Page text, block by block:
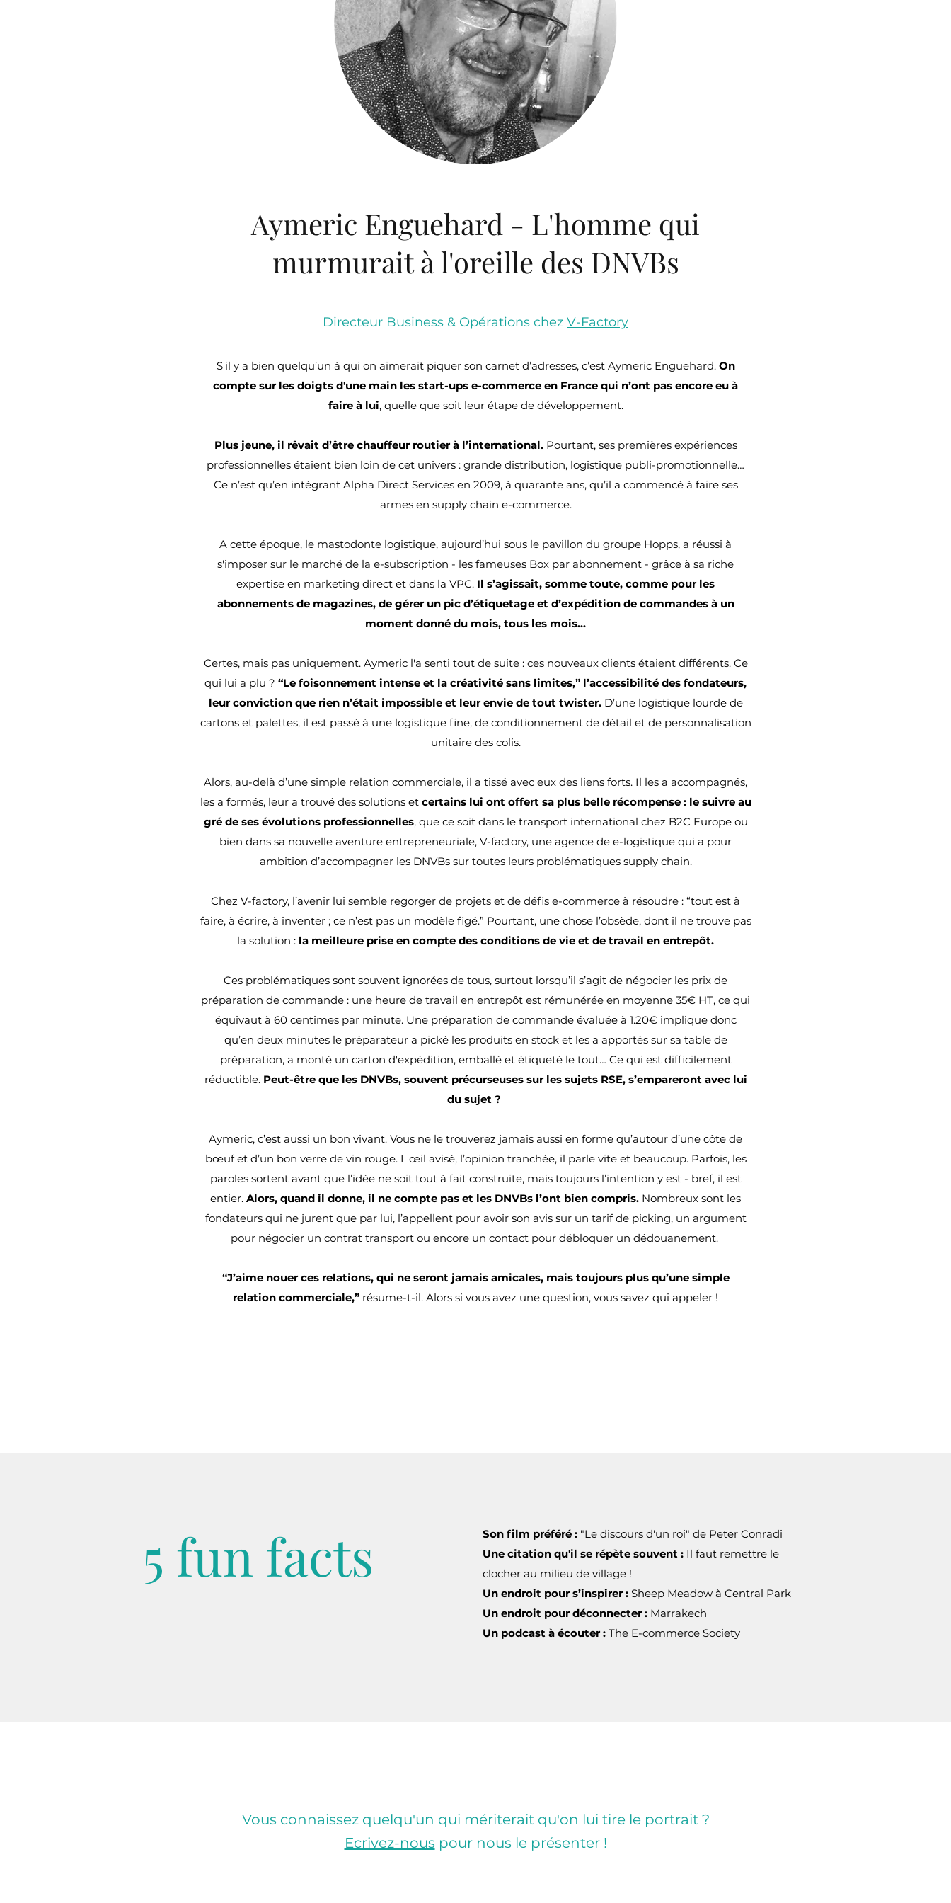
Aymeric Enguehard - L'homme qui
murmurait à l'oreille des DNVBs
Directeur Business & Opérations chez V-Factory
S'il y a bien quelqu’un à qui on aimerait piquer son carnet d’adresses, c’est Aymeric Enguehard. On
compte sur les doigts d'une main les start-ups e-commerce en France qui n’ont pas encore eu à
faire à lui, quelle que soit leur étape de développement.
Plus jeune, il rêvait d’être chauffeur routier à l’international.Pourtant, ses premières expériences
professionnelles étaient bien loin de cet univers : grande distribution, logistique publi-promotionnelle…
Ce n’est qu’en intégrant Alpha Direct Services en 2009, à quarante ans, qu’il a commencé à faire ses
armes en supply chain e-commerce.
A cette époque, le mastodonte logistique, aujourd’hui sous le pavillon du groupe Hopps, a réussi à
s'imposer sur le marché de la e-subscription - les fameuses Box par abonnement - grâce à sa riche
expertise en marketing direct et dans la VPC. Il s’agissait, somme toute, comme pour les
abonnements de magazines, de gérer un pic d’étiquetage et d’expédition de commandes à un
moment donné du mois, tous les mois...
Certes, mais pas uniquement. Aymeric l'a senti tout de suite : ces nouveaux clients étaient différents. Ce
qui lui a plu ? “Le foisonnement intense et la créativité sans limites,” l’accessibilité des fondateurs,
leur conviction que rien n’était impossible et leur envie de tout twister. D’une logistique lourde de
cartons et palettes, il est passé à une logistique fine, de conditionnement de détail et de personnalisation
unitaire des colis.
Alors, au-delà d’une simple relation commerciale, il a tissé avec eux des liens forts. Il les a accompagnés,
les a formés, leur a trouvé des solutions et certains lui ont offert sa plus belle récompense : le suivre au
gré de ses évolutions professionnelles, que ce soit dans le transport international chez B2C Europe ou
bien dans sa nouvelle aventure entrepreneuriale, V-factory, une agence de e-logistique qui a pour
ambition d’accompagner les DNVBs sur toutes leurs problématiques supply chain.
Chez V-factory, l’avenir lui semble regorger de projets et de défis e-commerce à résoudre : “tout est à
faire, à écrire, à inventer ; ce n’est pas un modèle figé.” Pourtant, une chose l’obsède, dont il ne trouve pas
la solution : la meilleure prise en compte des conditions de vie et de travail en entrepôt.
Ces problématiques sont souvent ignorées de tous, surtout lorsqu’il s’agit de négocier les prix de
préparation de commande : une heure de travail en entrepôt est rémunérée en moyenne 35€ HT, ce qui
équivaut à 60 centimes par minute. Une préparation de commande évaluée à 1.20€ implique donc
qu’en deux minutes le préparateur a pické les produits en stock et les a apportés sur sa table de
préparation, a monté un carton d'expédition, emballé et étiqueté le tout… Ce qui est difficilement
réductible. Peut-être que les DNVBs, souvent précurseuses sur les sujets RSE, s’empareront avec lui
du sujet ?
Aymeric, c’est aussi un bon vivant. Vous ne le trouverez jamais aussi en forme qu’autour d’une côte de
bœuf et d’un bon verre de vin rouge. L'œil avisé, l’opinion tranchée, il parle vite et beaucoup. Parfois, les
paroles sortent avant que l’idée ne soit tout à fait construite, mais toujours l’intention y est - bref, il est
entier. Alors, quand il donne, il ne compte pas et les DNVBs l’ont bien compris. Nombreux sont les
fondateurs qui ne jurent que par lui, l’appellent pour avoir son avis sur un tarif de picking, un argument
pour négocier un contrat transport ou encore un contact pour débloquer un dédouanement.
“J’aime nouer ces relations, qui ne seront jamais amicales, mais toujours plus qu’une simple
relation commerciale,” résume-t-il. Alors si vous avez une question, vous savez qui appeler !
5 fun facts Son film préféré : "Le discours d'un roi" de Peter Conradi
Une citation qu'il se répète souvent : Il faut remettre le
clocher au milieu de village !
Un endroit pour s’inspirer : Sheep Meadow à Central Park
Un endroit pour déconnecter : Marrakech
Un podcast à écouter : The E-commerce Society
Vous connaissez quelqu'un qui mériterait qu'on lui tire le portrait ?
Ecrivez-nous pour nous le présenter !